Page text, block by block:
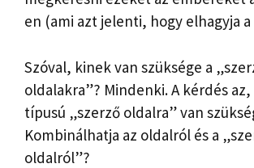
en (ami azt jelenti, hogy elhagyja
Szóval, kinek van szüksége a
oldalakra”? Mindenki. A kérdés
típusú „szerző oldalra” van
Kombinálhatja az oldalról és a
oldalról”?